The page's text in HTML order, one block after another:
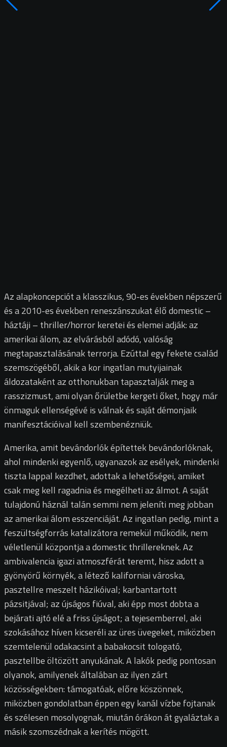
Az alapkoncepciót a klasszikus, 90-es években népszerű
és a 2010-es években reneszánszukat élő domestic –
háztáji – thriller/horror keretei és elemei adják: az
amerikai álom, az elvárásból adódó, valóság
megtapasztalásának terrorja. Ezúttal egy fekete család
szemszögéből, akik a kor ingatlan mutyijainak
áldozataként az otthonukban tapasztalják meg a
rasszizmust, ami olyan őrületbe kergeti őket, hogy már
önmaguk ellenségévé is válnak és saját démonjaik
manifesztációival kell szembenézniük.
Amerika, amit bevándorlók építettek bevándorlóknak,
ahol mindenki egyenlő, ugyanazok az esélyek, mindenki
tiszta lappal kezdhet, adottak a lehetőségei, amiket
csak meg kell ragadnia és megélheti az álmot. A saját
tulajdonú háznál talán semmi nem jeleníti meg jobban
az amerikai álom esszenciáját. Az ingatlan pedig, mint a
feszültségforrás katalizátora remekül működik, nem
véletlenül központja a domestic thrillereknek. Az
ambivalencia igazi atmoszférát teremt, hisz adott a
gyönyörű környék, a létező kaliforniai városka,
pasztellre meszelt házikóival; karbantartott
pázsitjával; az újságos fiúval, aki épp most dobta a
bejárati ajtó elé a friss újságot; a tejesemberrel, aki
szokásához híven kicseréli az üres üvegeket, miközben
szemtelenül odakacsint a babakocsit tologató,
pasztellbe öltözött anyukának. A lakók pedig pontosan
olyanok, amilyenek általában az ilyen zárt
közösségekben: támogatóak, előre köszönnek,
miközben gondolatban éppen egy kanál vízbe fojtanak
és szélesen mosolyognak, miután órákon át gyaláztak a
másik szomszédnak a kerítés mögött.